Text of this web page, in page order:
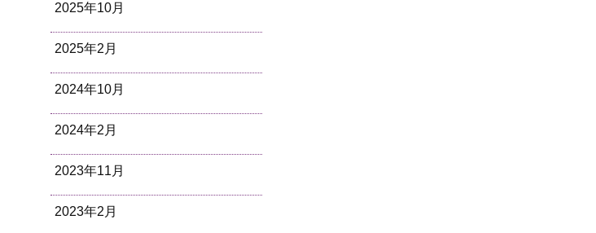
2025年10月
2025年2月
2024年10月
2024年2月
2023年11月
2023年2月